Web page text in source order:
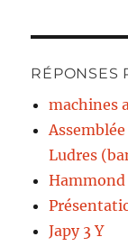
RÉPONSES
machines
Ludres
Japy 3 Y